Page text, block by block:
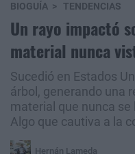
BIOGUÍA TENDENCIAS
Un rayo impactó
material nunca
Sucedió en Estados
árbol, generando una
material que nunca se
Algo que cautiva a la
Hernán Lameda